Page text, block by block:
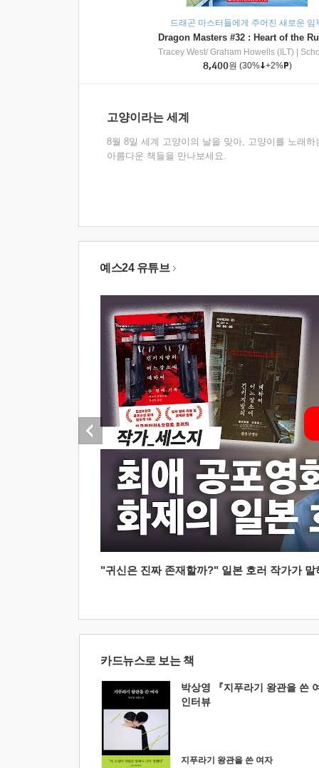
드래곤 마스터들에게 주어진 새로운 임
Tracey West/ Graham Howells (ILT)
8,400원 (30% +2% )
고양이라는 세계
8월 8일 세계 고양이의 날을 맞아, 고양이를 노래하
아름다운 책들을 만나보세요.
예스24 유튜브
"귀신은 진짜 존재할까?" 일본 호러 작가가
카드뉴스로 보는 책
박상영 『지푸라기 왕관을 쓴
인터뷰
지푸라기 왕관을 쓴 여자